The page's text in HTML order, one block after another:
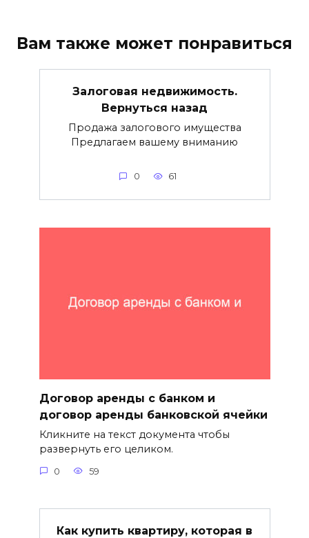
Вам также может понравиться
Залоговая недвижимость.
Вернуться назад
Продажа залогового имущества
Предлагаем вашему вниманию
0 61
Договор аренды с банком и
договор аренды банковской ячейки
Кликните на текст документа чтобы
развернуть его целиком.
0 59
Как купить квартиру, которая в